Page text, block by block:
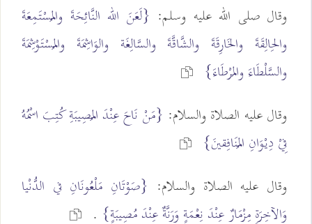
وقال صلى الله عليه وسلم: {لَعَنَ الله النَّائِحَةَ والمُسْتَمِعَةَ
والحِالِقَةَ والخَارِقَةَ والشَّاقَّةَ والسَّالِغَة والوَاشِمَةَ والمُسْتَوْشِمَةَ
والسَّلْطَاءَ والمَرْطَاءَ}
وقال عليه الصلاة والسلام: {مَنْ نَاحَ عِنْدَ المُصِيبَةِ كُتِبَ اسْمُهُ
فِيْ دِيْوَانِ المُنَافِقينَ}
وقال عليه الصلاة والسلام: {صَوْتَانِ مَلْعُونَانِ في الدُّنْيا
وَالآخِرَةِ مِزْمَارٌ عِنْدَ نِعْمَةٍ وَرَنَّةٌ عِنْدَ مُصِيبَةٍ} .